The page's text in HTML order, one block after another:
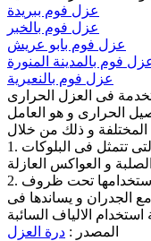
عزل فوم ببريدة
عزل فوم بالخبر
عزل فوم بابو عريش
فوم بالمدينة المنورة
عزل فوم بالنعيرية
الحرارى و هو العامل
1. استخدام وسائل خاصة من العزل و التى تتمثل فى البلوكات
و العواكس العازلة
2. البطانية او ما يسمي باللباد و التى يتم استخدامها تحت ظروف
الجدران و يساندها فى
المصدر : درة العزل